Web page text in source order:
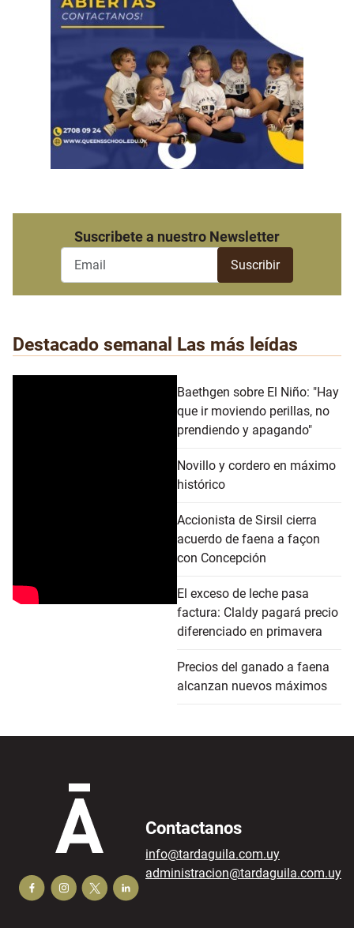
Suscribete a nuestro Newsletter
Destacado semanal Las más leídas
Baethgen sobre El Niño: "Hay
que ir moviendo perillas, no
prendiendo y apagando"
Novillo y cordero en máximo
histórico
Accionista de Sirsil cierra
acuerdo de faena a façon
con Concepción
El exceso de leche pasa
factura: Claldy pagará precio
diferenciado en primavera
Precios del ganado a faena
alcanzan nuevos máximos
Contactanos
info@tardaguila.com.uy
administracion@tardaguila.com.uy